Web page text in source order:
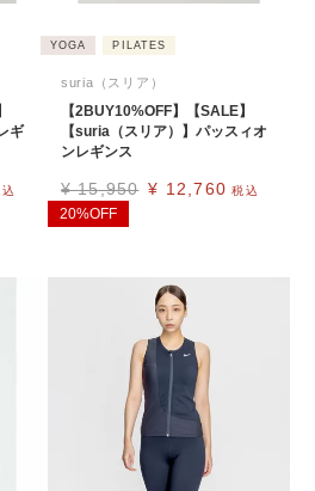
ギ
YOGA PILATES
suria（スリア）
【2BUY10%OFF】【SALE】
【suria（スリア）】パッスィオ
ンレギンス
¥ 15,950 ¥ 12,760 税込
20%OFF